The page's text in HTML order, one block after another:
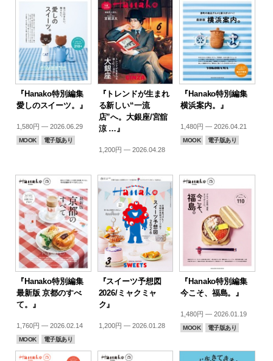
『Hanako特別編集
愛しのスイーツ。』
1,580円 — 2026.06.29
MOOK 電子版あり
『トレンドが生まれ
る新しい“一流
店”へ。大銀座/宮舘
涼 …』
1,200円 — 2026.04.28
『Hanako特別編集
横浜案内。』
1,480円 — 2026.04.21
MOOK 電子版あり
『Hanako特別編集
最新版 京都のすべ
て。』
1,760円 — 2026.02.14
MOOK 電子版あり
『スイーツ予想図
2026/ミャクミャ
ク』
1,200円 — 2026.01.28
『Hanako特別編集
今こそ、福島。』
1,480円 — 2026.01.19
MOOK 電子版あり